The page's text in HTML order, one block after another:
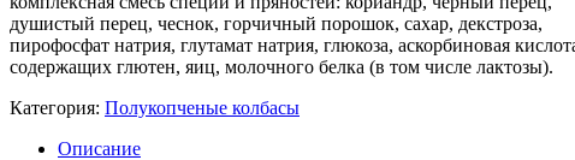
душистый перец, чеснок, горчичный порошок, сахар, декстроза,
пирофосфат натрия, глутамат натрия, глюкоза, аскорбиновая
содержащих глютен, яиц, молочного белка (в том числе лактозы).
Категория: Полукопченые колбасы
Описание